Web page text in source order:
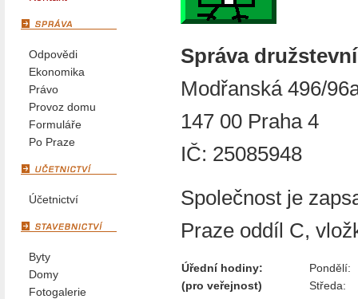
Odpovědi
Ekonomika
Právo
Provoz domu
Formuláře
Po Praze
Účetnictví
Byty
Domy
Fotogalerie
Správa
Modřanská 496/
147 00 Praha 4
IČ: 25085948
Společnost je
Praze oddíl C,
Úřední hodiny:
(pro veřejnost)
Pondělí:
Středa: